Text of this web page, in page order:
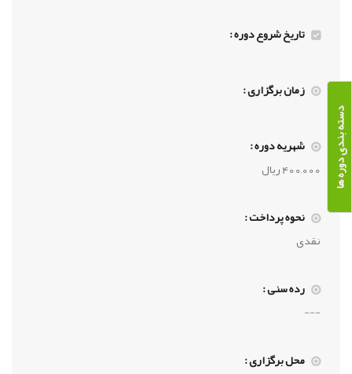
دسته بندی دوره ها
تاریخ شروع دوره :
زمان برگزاری :
شهریه دوره :
400,000 ریال
نحوه پرداخت :
نقدی
رده سنی :
---
محل برگزاری :